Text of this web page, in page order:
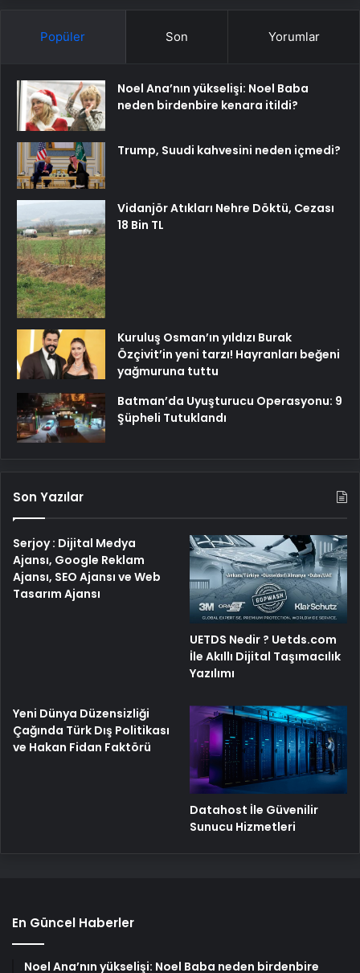
Popüler Son Yorumlar
Noel Ana’nın yükselişi: Noel Baba
neden birdenbire kenara itildi?
Trump, Suudi kahvesini neden içmedi?
Vidanjör Atıkları Nehre Döktü, Cezası
18 Bin TL
Kuruluş Osman’ın yıldızı Burak
Özçivit’in yeni tarzı! Hayranları beğeni
yağmuruna tuttu
Batman’da Uyuşturucu Operasyonu: 9
Şüpheli Tutuklandı
Son Yazılar
Serjoy : Dijital Medya
Ajansı, Google Reklam
Ajansı, SEO Ajansı ve Web
Tasarım Ajansı
UETDS Nedir ? Uetds.com
İle Akıllı Dijital Taşımacılık
Yazılımı
Yeni Dünya Düzensizliği
Çağında Türk Dış Politikası
ve Hakan Fidan Faktörü
Datahost İle Güvenilir
Sunucu Hizmetleri
En Güncel Haberler
Noel Ana’nın yükselişi: Noel Baba neden birdenbire